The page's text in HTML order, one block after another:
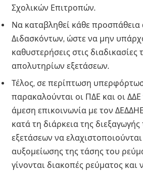
Σχολικών Επιτροπών.
Να καταβληθεί κάθε
Διδασκόντων, ώστε να μην
καθυστερήσεις στις
απολυτηρίων εξετάσεων.
Τέλος, σε περίπτωση
παρακαλούνται οι ΠΔΕ και οι
άμεση επικοινωνία με τον
κατά τη διάρκεια της
εξετάσεων να
αυξομείωσης της τάσης του
γίνονται διακοπές ρεύματος και